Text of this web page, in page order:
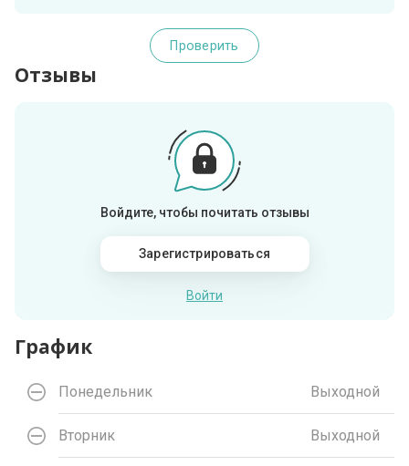
Проверить
Отзывы
Войдите, чтобы почитать отзывы
Зарегистрироваться
Войти
График
Понедельник Выходной
Вторник Выходной